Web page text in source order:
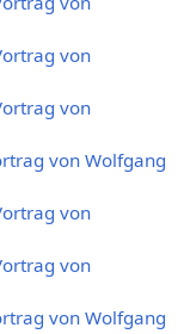
von
von
von Wolfgang
von
von
von Wolfgang